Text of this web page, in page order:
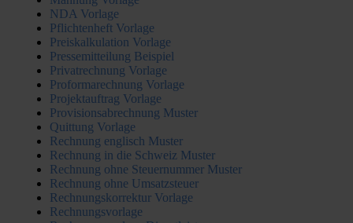
NDA Vorlage
Pflichtenheft Vorlage
Preiskalkulation Vorlage
Pressemitteilung Beispiel
Privatrechnung Vorlage
Proformarechnung Vorlage
Projektauftrag Vorlage
Provisionsabrechnung Muster
Quittung Vorlage
Rechnung englisch Muster
Rechnung in die Schweiz Muster
Rechnung ohne Steuernummer Muster
Rechnung ohne Umsatzsteuer
Rechnungskorrektur Vorlage
Rechnungsvorlage